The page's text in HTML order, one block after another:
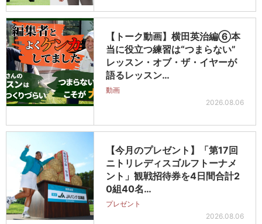
【トーク動画】横田英治編⑥本
当に役立つ練習は“つまらない”
レッスン・オブ・ザ・イヤーが
語るレッスン…
動画
2026.08.06
【今月のプレゼント】「第17回
ニトリレディスゴルフトーナメ
ント」観戦招待券を4日間合計2
0組40名…
プレゼント
2026.08.06